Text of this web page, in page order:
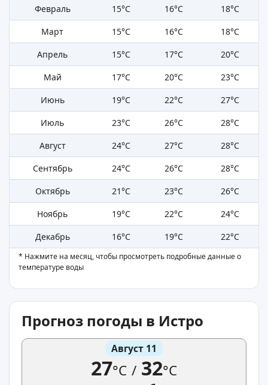
Февраль
15°C 16°C
18°C
Март
15°C 16°C
18°C
Апрель
15°C 17°C
20°C
Май
17°C 20°C
23°C
Июнь
19°C 22°C
27°C
Июль
23°C 26°C
28°C
Август
24°C 27°C
28°C
Сентябрь
24°C 26°C
28°C
Октябрь
21°C 23°C
26°C
Ноябрь
19°C 22°C
24°C
Декабрь
16°C 19°C 22°C
* Нажмите на месяц, чтобы просмотреть подробные данные о
температуре воды
Прогноз погоды в Истро
Август 11
27°C / 32°C